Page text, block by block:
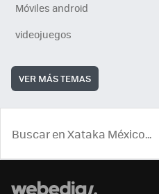
Móviles android
videojuegos
VER MÁS TEMAS